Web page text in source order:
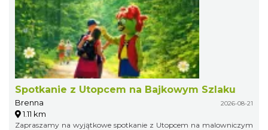
Spotkanie z Utopcem na Bajkowym Szlaku
Brenna 2026-08-21
1.11 km
Zapraszamy na wyjątkowe spotkanie z Utopcem na malowniczym